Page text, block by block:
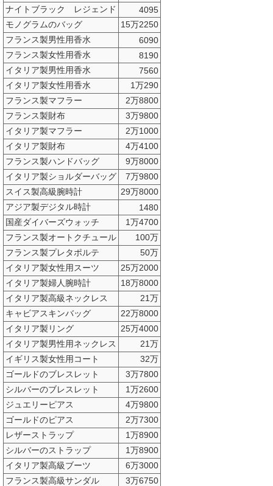
ナイトブラック レジェンド
4095
モノグラムのバッグ
15万2250
フランス製男性用香水
6090
フランス製女性用香水
8190
イタリア製男性用香水
7560
イタリア製女性用香水
1万290
フランス製マフラー
2万8800
フランス製財布
3万9800
イタリア製マフラー
2万1000
イタリア製財布
4万4100
フランス製ハンドバッグ
9万8000
イタリア製ショルダーバッグ
7万9800
スイス製高級腕時計
29万8000
アジア製デジタル時計
1480
国産ダイバーズウォッチ
1万4700
フランス製オートクチュール
100万
フランス製プレタポルテ
50万
イタリア製女性用スーツ
25万2000
イタリア製婦人腕時計
18万8000
イタリア製高級ネックレス
21万
キャビアスキンバッグ
22万8000
イタリア製リング
25万4000
イタリア製男性用ネックレス
21万
イギリス製女性用コート
32万
ゴールドのブレスレット
3万7800
シルバーのブレスレット
1万2600
ジュエリーピアス
4万9800
ゴールドのピアス
2万7300
レザーストラップ
1万8900
シルバーのストラップ
1万8900
イタリア製高級ブーツ
6万3000
フランス製高級サンダル
3万6750